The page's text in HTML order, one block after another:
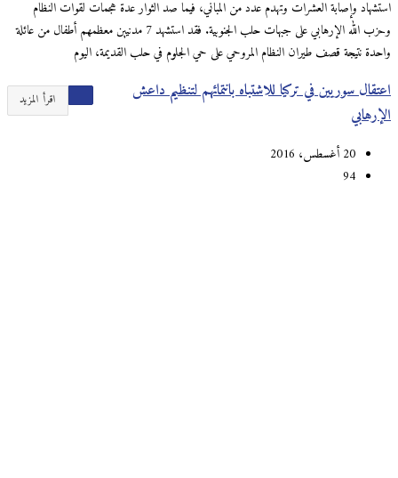
استشهاد وإصابة العشرات وتهدم عدد من المباني، فيما صد الثوار عدة هجمات لقوات النظام
وحزب الله الإرهابي على جبهات حلب الجنوبية. فقد استشهد 7 مدنيين معظمهم أطفال من عائلة
واحدة نتيجة قصف طيران النظام المروحي على حي الجلوم في حلب القديمة، اليوم
اقرأ المزيد
اعتقال سوريين في تركيا للاشتباه بانتمائهم لتنظيم داعش
الإرهابي
20 أغسطس، 2016
94